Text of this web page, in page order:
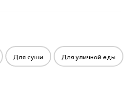
Для суши Для уличной еды